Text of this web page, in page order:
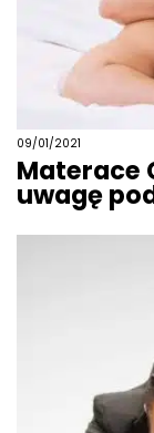
09/01/2021
Materace
uwagę